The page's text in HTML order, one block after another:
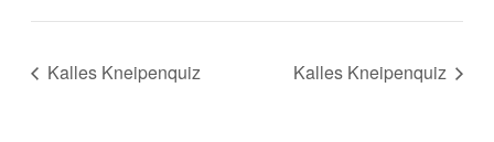
Kalles Kneipenquiz Kalles Kneipenquiz